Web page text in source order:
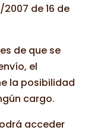
de 16 de
de que se
el
la posibilidad
cargo.
acceder